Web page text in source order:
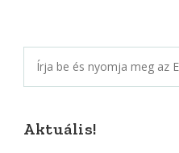
Keresés:
Aktuális!